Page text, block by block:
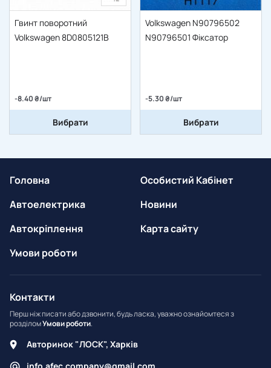
Гвинт поворотний
Volkswagen 8D0805121B
-8.40 ₴/шт
Вибрати
Volkswagen N90796502
N90796501 Фіксатор
-5.30 ₴/шт
Вибрати
Головна
Автоелектрика
Автокріплення
Умови роботи
Особистий Кабінет
Новини
Карта сайту
Контакти
Перш ніж писати або дзвонити, будь ласка, уважно ознайомтеся з
розділомУмови роботи.
Авторинок "ЛОСК", Харків